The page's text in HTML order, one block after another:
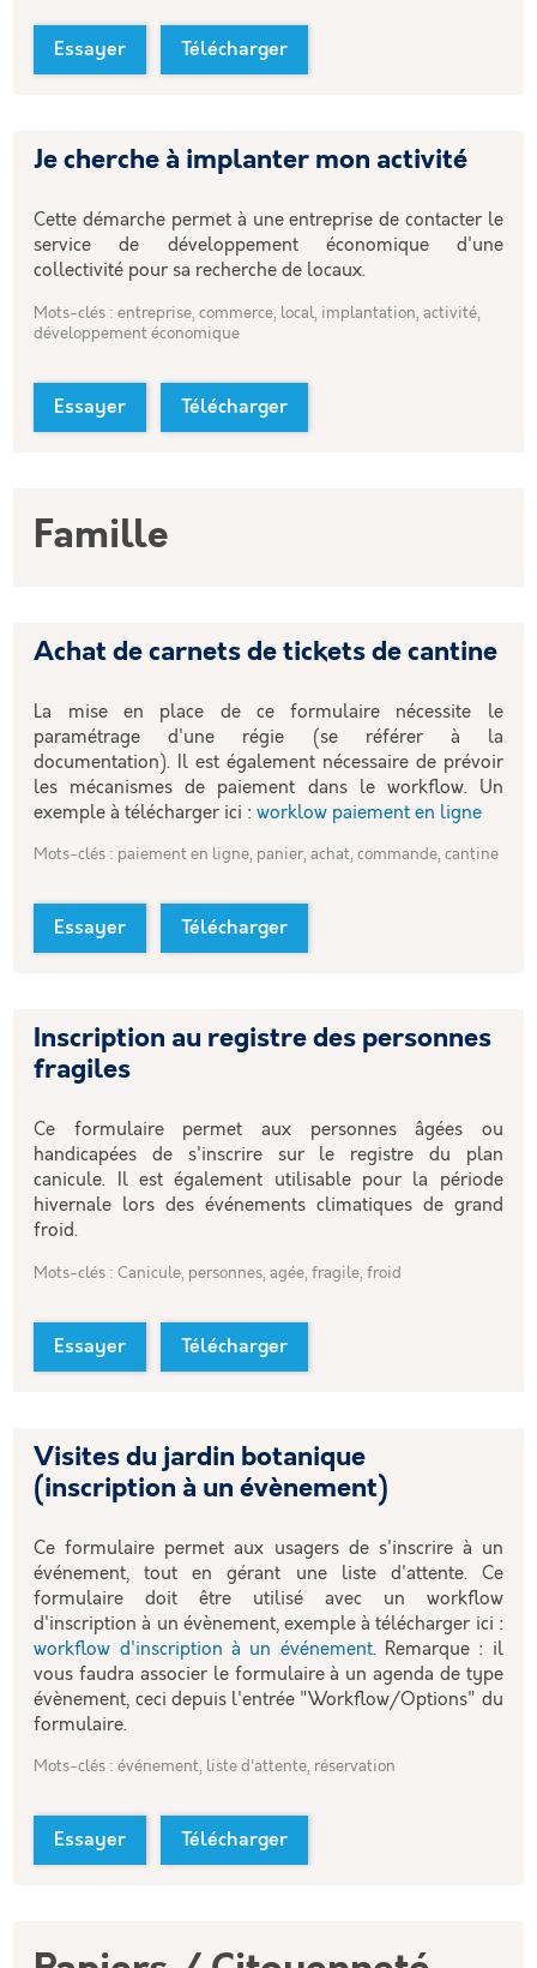
Essayer Télécharger
Je cherche à implanter mon activité
Cette démarche permet à une entreprise de contacter le
service de développement économique d'une
collectivité pour sa recherche de locaux.
Mots-clés : entreprise, commerce, local, implantation, activité,
développement économique
Essayer Télécharger
Famille
Achat de carnets de tickets de cantine
La mise en place de ce formulaire nécessite le
paramétrage d'une régie (se référer à la
documentation). Il est également nécessaire de prévoir
les mécanismes de paiement dans le workflow. Un
exemple à télécharger ici :worklow paiement en ligne
Mots-clés : paiement en ligne, panier, achat, commande, cantine
Essayer Télécharger
Inscription au registre des personnes
fragiles
Ce formulaire permet aux personnes âgées ou
handicapées de s'inscrire sur le registre du plan
canicule. Il est également utilisable pour la période
hivernale lors des événements climatiques de grand
froid.
Mots-clés : Canicule, personnes, agée, fragile, froid
Essayer Télécharger
Visites du jardin botanique
(inscription à un évènement)
Ce formulaire permet aux usagers de s'inscrire à un
événement, tout en gérant une liste d'attente. Ce
formulaire doit être utilisé avec un workflow
d'inscription à un évènement, exemple à télécharger ici :
workflow d'inscription à un événement. Remarque : il
vous faudra associer le formulaire à un agenda de type
évènement, ceci depuis l'entrée "Workflow/Options" du
formulaire.
Mots-clés : événement, liste d'attente, réservation
Essayer Télécharger